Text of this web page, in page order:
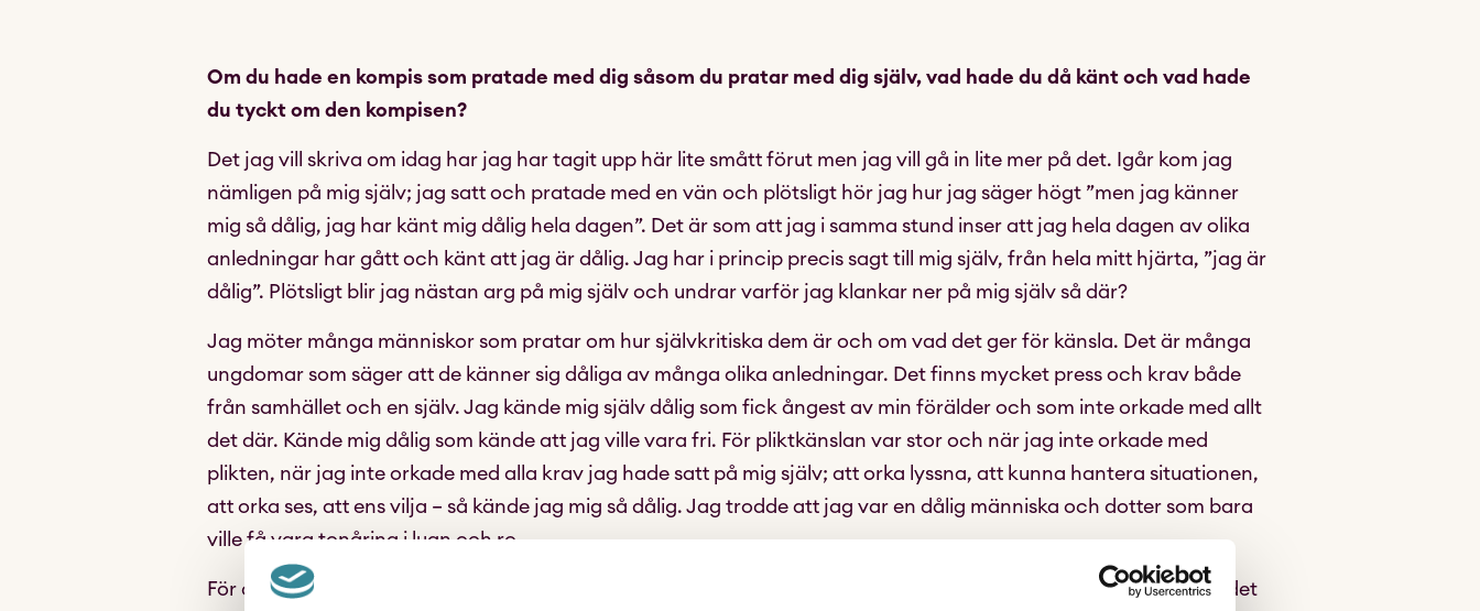
Om du hade en kompis som pratade med dig såsom du pratar med dig själv, vad hade du då känt och vad hade
du tyckt om den kompisen?
Det jag vill skriva om idag har jag har tagit upp här lite smått förut men jag vill gå in lite mer på det. Igår kom jag
nämligen på mig själv; jag satt och pratade med en vän och plötsligt hör jag hur jag säger högt ”men jag känner
mig så dålig, jag har känt mig dålig hela dagen”. Det är som att jag i samma stund inser att jag hela dagen av olika
anledningar har gått och känt att jag är dålig. Jag har i princip precis sagt till mig själv, från hela mitt hjärta, ”jag är
dålig”. Plötsligt blir jag nästan arg på mig själv och undrar varför jag klankar ner på mig själv så där?
Jag möter många människor som pratar om hur självkritiska dem är och om vad det ger för känsla. Det är många
ungdomar som säger att de känner sig dåliga av många olika anledningar. Det finns mycket press och krav både
från samhället och en själv. Jag kände mig själv dålig som fick ångest av min förälder och som inte orkade med allt
det där. Kände mig dålig som kände att jag ville vara fri. För pliktkänslan var stor och när jag inte orkade med
plikten, när jag inte orkade med alla krav jag hade satt på mig själv; att orka lyssna, att kunna hantera situationen,
att orka ses, att ens vilja – så kände jag mig så dålig. Jag trodde att jag var en dålig människa och dotter som bara
ville få vara tonåring i lugn och ro.
För det första, så är vi aldrig dåliga. Jag är inte dålig och du är inte dålig. Aldrig, aldrig, aldrig dålig! Hur mycket det